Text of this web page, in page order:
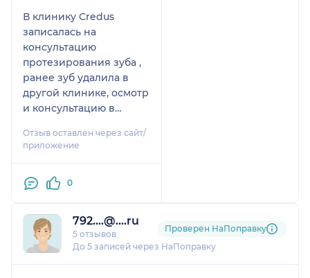
В клинику Credus
записалась на
консультацию
протезирования зуба ,
ранее зуб удалила в
другой клинике, осмотр
и консультацию в
Абдуллаев Марсель
Дамирович , врач очень
профессионально
составил план лечения
с последующим
протезированием ,
Отзыв оставлен через сайт/
приложение
0
792....@....ru
5 отзывов
До 5 записей через НаПоправку
Проверен НаПоправку